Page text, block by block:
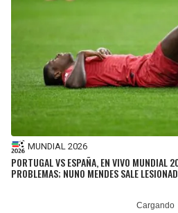
MUNDIAL 2026
PORTUGAL VS ESPAÑA, EN VIVO MUNDIAL
PROBLEMAS; NUNO MENDES SALE